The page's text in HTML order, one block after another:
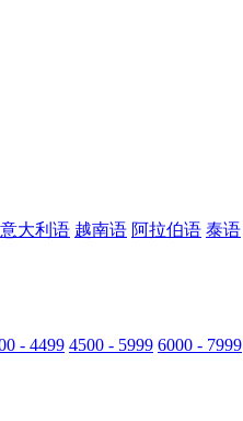
意大利语 越南语 阿拉伯语 泰语
- 4499 4500 - 5999 6000 - 7999